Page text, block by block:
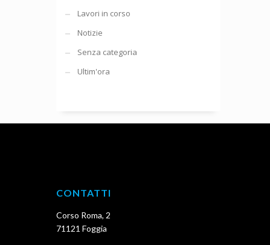
Lavori in corso
Notizie
Senza categoria
Ultim'ora
CONTATTI
Corso Roma, 2
71121 Foggia